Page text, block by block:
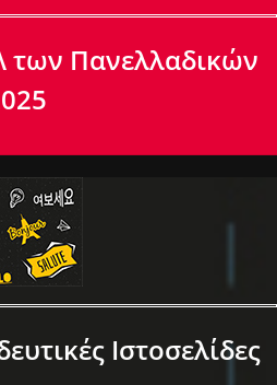
των Πανελλαδικών
Ιστοσελίδες